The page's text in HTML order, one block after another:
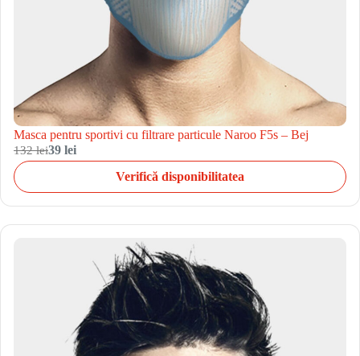
Masca pentru sportivi cu filtrare particule Naroo F5s – Bej
132 lei39 lei
Verifică disponibilitatea